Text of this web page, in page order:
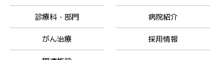
診療科・部門 病院紹介
がん治療 採用情報